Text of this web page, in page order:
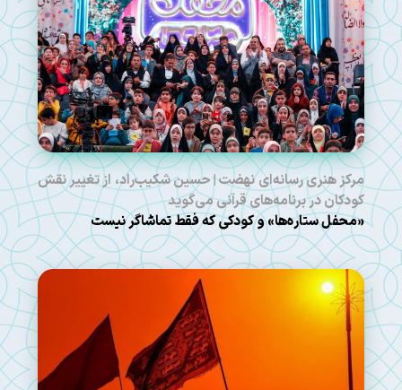
مرکز هنری رسانه‌ای نهضت | حسین شکیب‌راد، از تغییر نقش
کودکان در برنامه‌های قرآنی می‌گوید
«محفل ستاره‌ها» و کودکی که فقط تماشاگر نیست